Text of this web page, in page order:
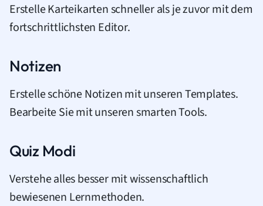
Erstelle Karteikarten schneller als je zuvor mit dem
fortschrittlichsten Editor.
Notizen
Erstelle schöne Notizen mit unseren Templates.
Bearbeite Sie mit unseren smarten Tools.
Quiz Modi
Verstehe alles besser mit wissenschaftlich
bewiesenen Lernmethoden.